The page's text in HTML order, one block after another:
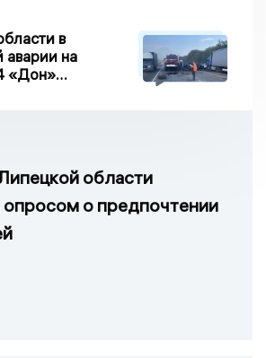
в
аварии на
«Дон»
области
о предпочтении